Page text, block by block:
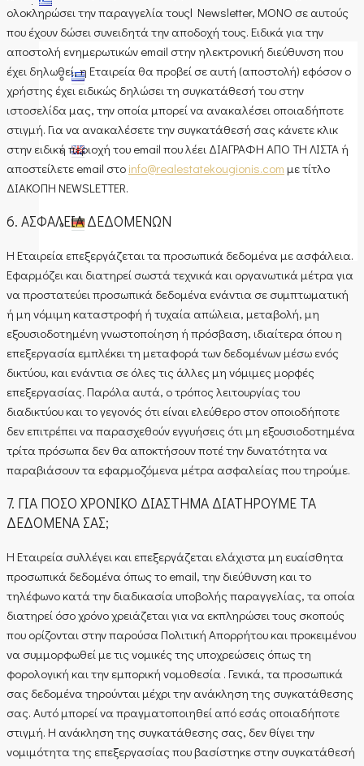
ολοκληρώσει την παραγγελία τουςl Newsletter, ΜΟΝΟ σε αυτούς
που έχουν δώσει συνειδητά την αποδοχή τους. Ειδικά για την
αποστολή ενημερωτικών email στην ηλεκτρονική διεύθυνση που
έχει δηλωθεί, η Εταιρεία θα προβεί σε αυτή (αποστολή) εφόσον ο
χρήστης έχει ειδικώς δηλώσει τη συγκατάθεσή του στην
ιστοσελίδα μας, την οποία μπορεί να ανακαλέσει οποιαδήποτε
στιγμή. Για να ανακαλέσετε την συγκατάθεσή σας κάνετε κλικ
στην ειδική περιοχή του email που λέει ΔΙΑΓΡΑΦΗ ΑΠΟ ΤΗ ΛΙΣΤΑ ή
αποστείλετε email στο info@realestatekougionis.com με τίτλο
ΔΙΑΚΟΠΗ NEWSLETTER.
6. ΑΣΦΑΛΕΙΑ ΔΕΔΟΜΕΝΩΝ
Η Εταιρεία επεξεργάζεται τα προσωπικά δεδομένα με ασφάλεια.
Εφαρμόζει και διατηρεί σωστά τεχνικά και οργανωτικά μέτρα για
να προστατεύει προσωπικά δεδομένα ενάντια σε συμπτωματική
ή μη νόμιμη καταστροφή ή τυχαία απώλεια, μεταβολή, μη
εξουσιοδοτημένη γνωστοποίηση ή πρόσβαση, ιδιαίτερα όπου η
επεξεργασία εμπλέκει τη μεταφορά των δεδομένων μέσω ενός
δικτύου, και ενάντια σε όλες τις άλλες μη νόμιμες μορφές
επεξεργασίας. Παρόλα αυτά, ο τρόπος λειτουργίας του
διαδικτύου και το γεγονός ότι είναι ελεύθερο στον οποιοδήποτε
δεν επιτρέπει να παρασχεθούν εγγυήσεις ότι μη εξουσιοδοτημένα
τρίτα πρόσωπα δεν θα αποκτήσουν ποτέ την δυνατότητα να
παραβιάσουν τα εφαρμοζόμενα μέτρα ασφαλείας που τηρούμε.
7. ΓΙΑ ΠΟΣΟ ΧΡΟΝΙΚΟ ΔΙΑΣΤΗΜΑ ΔΙΑΤΗΡΟΥΜΕ ΤΑ
ΔΕΔΟΜΕΝΑ ΣΑΣ;
Η Εταιρεία συλλέγει και επεξεργάζεται ελάχιστα μη ευαίσθητα
προσωπικά δεδομένα όπως το email, την διεύθυνση και το
τηλέφωνο κατά την διαδικασία υποβολής παραγγελίας, τα οποία
διατηρεί όσο χρόνο χρειάζεται για να εκπληρώσει τους σκοπούς
που ορίζονται στην παρούσα Πολιτική Απορρήτου και προκειμένου
να συμμορφωθεί με τις νομικές της υποχρεώσεις όπως τη
φορολογική και την εμπορική νομοθεσία . Γενικά, τα προσωπικά
σας δεδομένα τηρούνται μέχρι την ανάκληση της συγκατάθεσης
σας. Αυτό μπορεί να πραγματοποιηθεί από εσάς οποιαδήποτε
στιγμή. Η ανάκληση της συγκατάθεσης σας, δεν θίγει την
νομιμότητα της επεξεργασίας που βασίστηκε στην συγκατάθεσή